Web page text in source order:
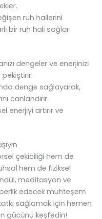
ruh hallerini
bir ruh hali sağlar.
dengeler ve enerjinizi
pekiştirir.
denge sağlayarak,
canlandırır.
enerjiyi artırır ve
çekiciliği hem de
hem de fiziksel
meditasyon ve
edecek muhteşem
sağlamak için hemen
gücünü keşfedin!